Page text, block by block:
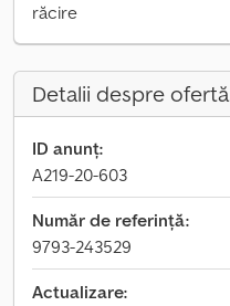
răcire
Detalii despre ofertă
ID anunț:
A219-20-603
Număr de referință:
9793-243529
Actualizare: